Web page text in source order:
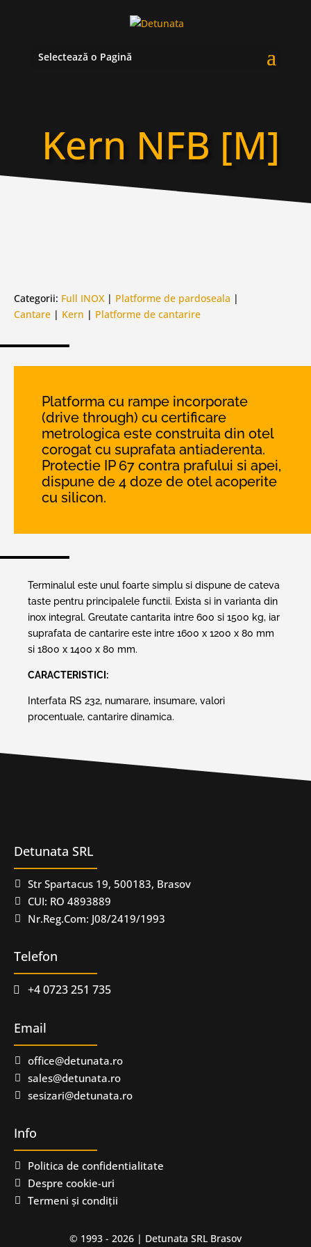
Selectează o Pagină
Kern NFB [M]
Categorii: Full INOX| Platforme de pardoseala |
Cantare | Kern | Platforme de cantarire
Platforma cu rampe incorporate
(drive through) cu certificare
metrologica este construita din otel
corogat cu suprafata antiaderenta.
Protectie IP 67 contra prafului si apei,
dispune de 4 doze de otel acoperite
cu silicon.
Terminalul este unul foarte simplu si dispune de cateva
taste pentru principalele functii. Exista si in varianta din
inox integral. Greutate cantarita intre 600 si 1500 kg, iar
suprafata de cantarire este intre 1600 x 1200 x 80 mm
si 1800 x 1400 x 80 mm.
CARACTERISTICI:
Interfata RS 232, numarare, insumare, valori
procentuale, cantarire dinamica.
Detunata SRL
Str Spartacus 19, 500183, Brasov
CUI: RO 4893889
Nr.Reg.Com: J08/2419/1993
Telefon
+4 0723 251 735
Email
office@detunata.ro
sales@detunata.ro
sesizari@detunata.ro
Info
Politica de confidentialitate
Despre cookie-uri
Termeni și condiții
© 1993 - 2026 | Detunata SRL Brasov